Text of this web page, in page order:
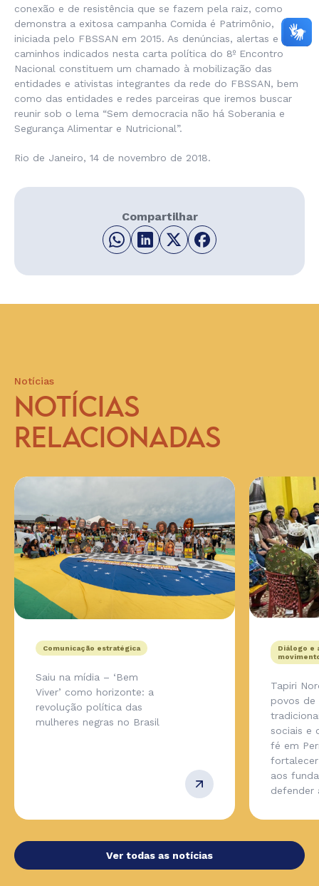
conexão e de resistência que se fazem pela raiz, como
demonstra a exitosa campanha Comida é Patrimônio,
iniciada pelo FBSSAN em 2015. As denúncias, alertas e
caminhos indicados nesta carta política do 8º Encontro
Nacional constituem um chamado à mobilização das
entidades e ativistas integrantes da rede do FBSSAN, bem
como das entidades e redes parceiras que iremos buscar
reunir sob o lema “Sem democracia não há Soberania e
Segurança Alimentar e Nutricional”.
Rio de Janeiro, 14 de novembro de 2018.
Compartilhar
Notícias
NOTÍCIAS
RELACIONADAS
Comunicação estratégica
Saiu na mídia – ‘Bem
Viver’ como horizonte: a
revolução política das
mulheres negras no Brasil
Diálogo e
Tapiri
povos de
sociais e
fé em
aos
defender
Ver todas as notícias